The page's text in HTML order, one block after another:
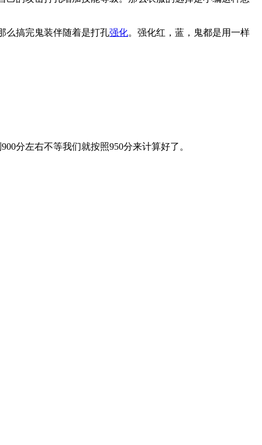
么搞完鬼装伴随着是打孔强化。强化红，蓝，鬼都是用一样
分左右不等我们就按照950分来计算好了。